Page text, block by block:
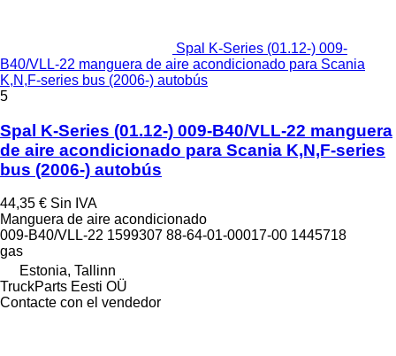
Spal K-Series (01.12-) 009-
B40/VLL-22 manguera de aire acondicionado para Scania
K,N,F-series bus (2006-) autobús
5
Spal K-Series (01.12-) 009-B40/VLL-22 manguera
de aire acondicionado para Scania K,N,F-series
bus (2006-) autobús
44,35 € Sin IVA
Manguera de aire acondicionado
009-B40/VLL-22 1599307 88-64-01-00017-00 1445718
gas
Estonia, Tallinn
TruckParts Eesti OÜ
Contacte con el vendedor